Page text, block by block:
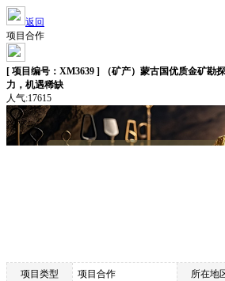
返回
项目合作
[ 项目编号：XM3639 ] （矿产）蒙古国优质金矿勘
力，机遇稀缺
人气:17615
项目类型 项目合作 所在地